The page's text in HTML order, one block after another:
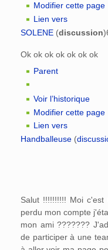
Modifier cette page
Lien vers
SOLENE (discussion)
Ok ok ok ok ok ok ok
Parent
Voir l’historique
Modifier cette page
Lien vers
Handballeuse (
Salut !!!!!!!!!! Moi c'est
perdu mon compte
mon ami ???????
de participer à une